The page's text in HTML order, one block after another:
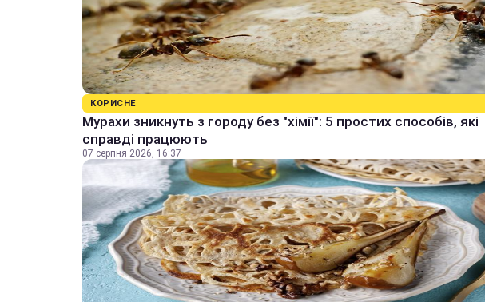
КОРИСНЕ
Мурахи зникнуть з городу без "хімії": 5 простих способів, які
справді працюють
07 серпня 2026, 16:37